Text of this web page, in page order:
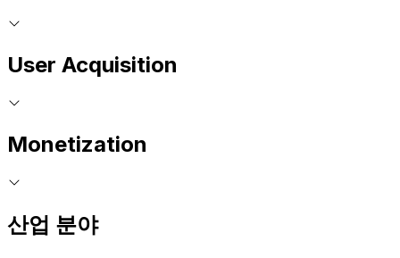
User Acquisition
Monetization
산업 분야